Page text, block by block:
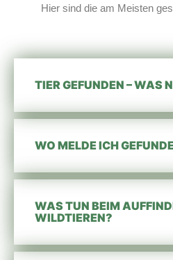
Hier sind die am Meisten
TIER GEFUNDEN – WAS
WO MELDE ICH
WAS TUN BEIM
WILDTIEREN?